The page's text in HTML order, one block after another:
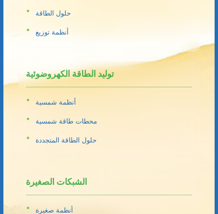
حلول الطاقة
أنظمة توزيع
توليد الطاقة الكهروضوئية
أنظمة شمسية
محطات طاقة شمسية
حلول الطاقة المتجددة
الشبكات الصغيرة
أنظمة صغيرة